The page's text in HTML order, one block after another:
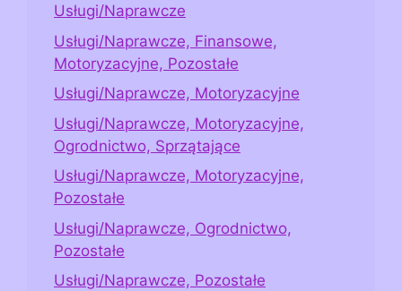
Usługi/Naprawcze
Usługi/Naprawcze, Finansowe,
Motoryzacyjne, Pozostałe
Usługi/Naprawcze, Motoryzacyjne
Usługi/Naprawcze, Motoryzacyjne,
Ogrodnictwo, Sprzątające
Usługi/Naprawcze, Motoryzacyjne,
Pozostałe
Usługi/Naprawcze, Ogrodnictwo,
Pozostałe
Usługi/Naprawcze, Pozostałe